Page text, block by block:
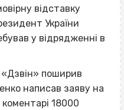
відставку
України
у відрядженні в
поширив
написав заяву на
18000